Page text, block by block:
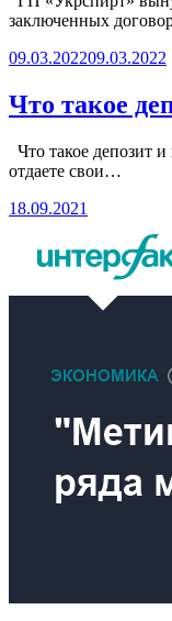
заключенных
09.03.202209.03.2022
Что такое
Что такое депозит
отдаете свои…
18.09.2021